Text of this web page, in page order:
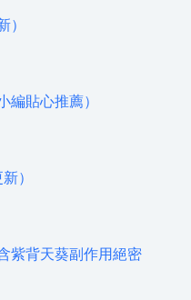
）
編貼心推薦）
）
紫背天葵副作用絕密